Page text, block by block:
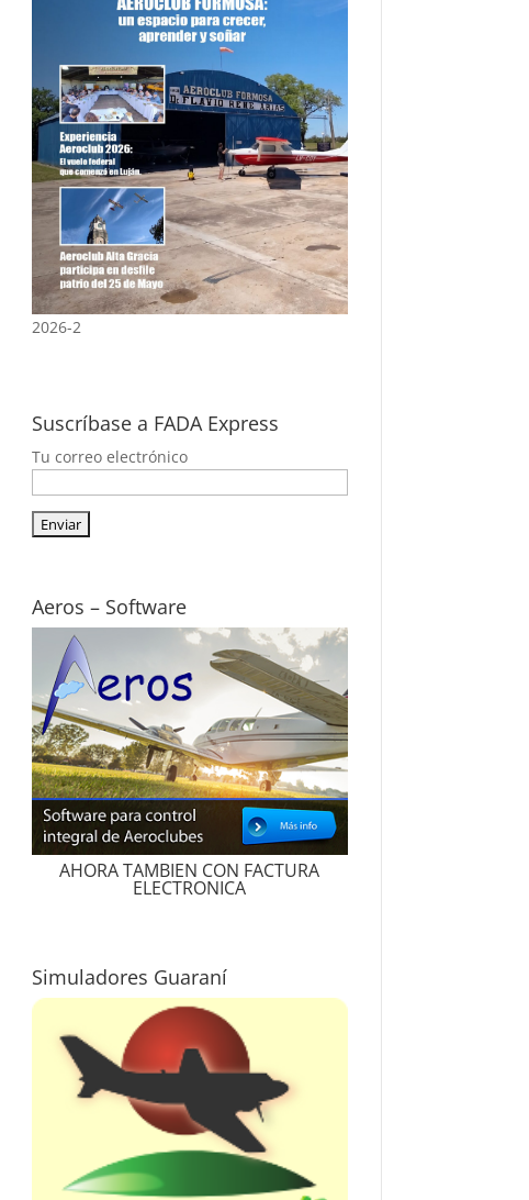
2026-2
Suscríbase a FADA Express
Tu correo electrónico
Aeros – Software
AHORA TAMBIEN CON FACTURA
ELECTRONICA
Simuladores Guaraní